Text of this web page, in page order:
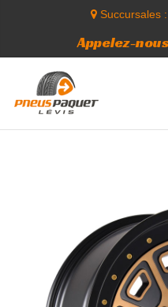
Succursales :
Appelez-